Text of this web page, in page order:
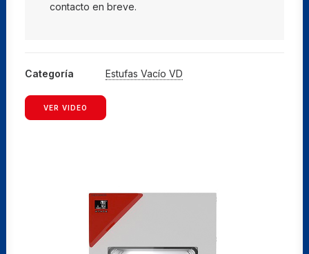
contacto en breve.
Categoría Estufas Vacío VD
VER VIDEO